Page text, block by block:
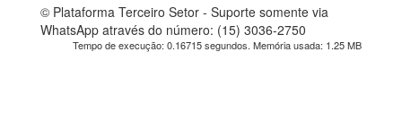
© Plataforma Terceiro Setor - Suporte somente via
WhatsApp através do número: (15) 3036-2750
Tempo de execução: 0.16715 segundos. Memória usada: 1.25 MB